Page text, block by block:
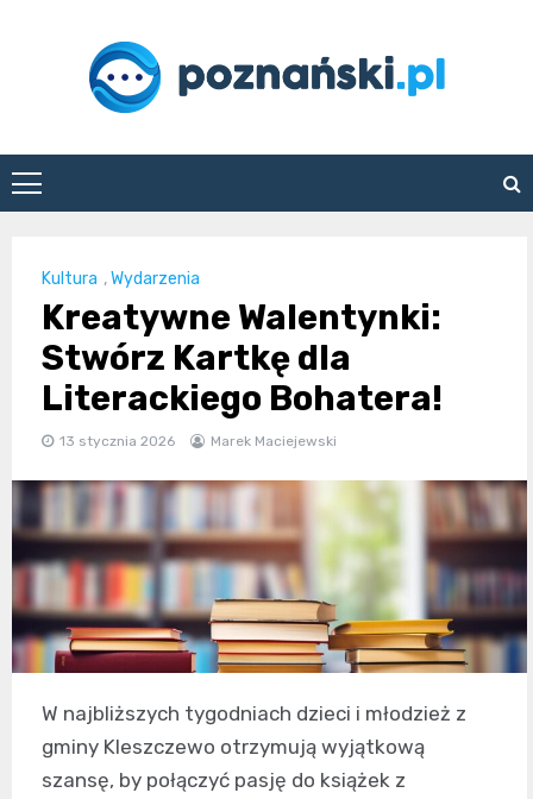
poznanski.pl
Kultura ,Wydarzenia
Kreatywne Walentynki:
Stwórz Kartkę dla
Literackiego Bohatera!
13 stycznia 2026 Marek Maciejewski
W najbliższych tygodniach dzieci i młodzież z
gminy Kleszczewo otrzymują wyjątkową
szansę, by połączyć pasję do książek z